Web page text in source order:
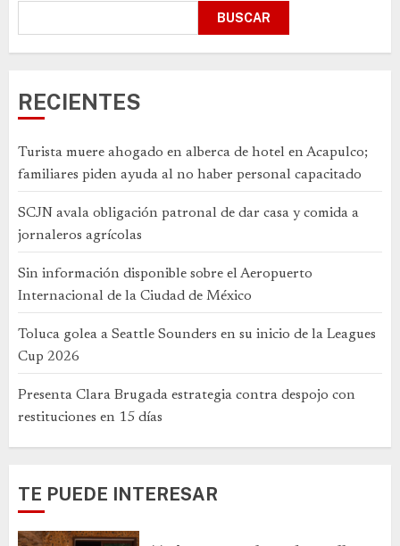
BUSCAR
RECIENTES
Turista muere ahogado en alberca de hotel en Acapulco;
familiares piden ayuda al no haber personal capacitado
SCJN avala obligación patronal de dar casa y comida a
jornaleros agrícolas
Sin información disponible sobre el Aeropuerto
Internacional de la Ciudad de México
Toluca golea a Seattle Sounders en su inicio de la Leagues
Cup 2026
Presenta Clara Brugada estrategia contra despojo con
restituciones en 15 días
TE PUEDE INTERESAR